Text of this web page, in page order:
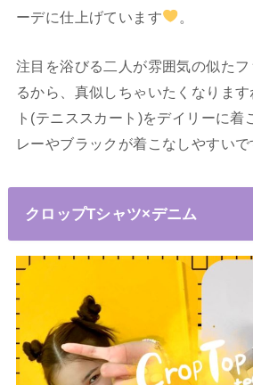
ーデに仕上げています
注目を浴びる二人が雰囲気の似た
るから、真似しちゃいたくなりま
ト(テニススカート)をデイリーに着
レーやブラックが着こなしやすいで
クロップTシャツ×デニム